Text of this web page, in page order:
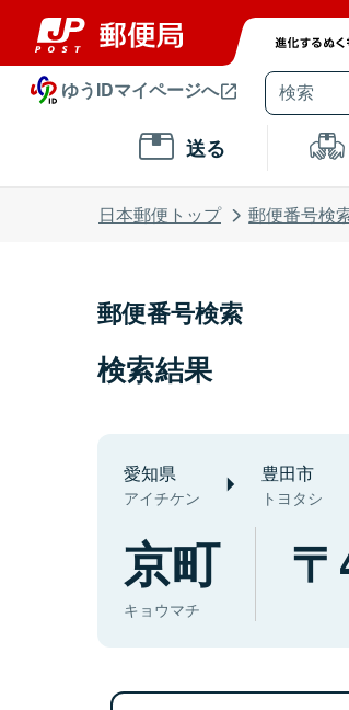
ゆうIDマイページへ
送る
日本郵便トップ 郵便番号検
郵便番号検索
検索結果
愛知県
アイチケン
豊田市
トヨタシ
京町
キョウマチ